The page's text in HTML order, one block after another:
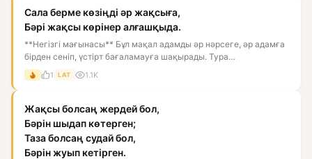
Сала берме көзіңді әр жақсыға,
Бәрі жақсы көрінер алғашқыда.
**Негізгі мағынасы** Бұл мақал адамды әр нәрсеге, әр адамға
бірден сеніп, үстірт бағаламауға шақырады. Тура
мағынасында:...
1 LAT 1.1K
Жақсы болсаң жердей бол,
Бәрін шыдап көтерген;
Таза болсаң судай бол,
Бәрін жуып кетірген.